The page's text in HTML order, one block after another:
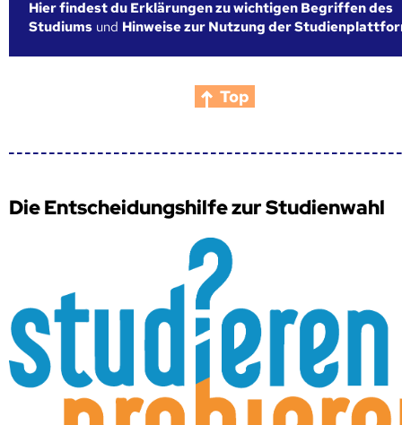
Hier findest du Erklärungen zu wichtigen Begriffen des
Studiums und Hinweise zur Nutzung der
Top
Die Entscheidungshilfe zur Studienwahl